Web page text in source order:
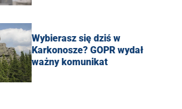
Wybierasz się dziś w
Karkonosze? GOPR wydał
ważny komunikat